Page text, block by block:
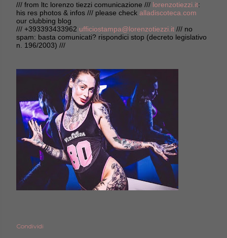
/// from ltc lorenzo tiezzi comunicazione /// lorenzotiezzi.it:
his res photos & infos /// please check alladiscoteca.com
our clubbing blog
/// +393393433962 ufficiostampa@lorenzotiezzi.it /// no
spam: basta comunicati? rispondici stop (decreto legislativo
n. 196/2003) ///
Condividi